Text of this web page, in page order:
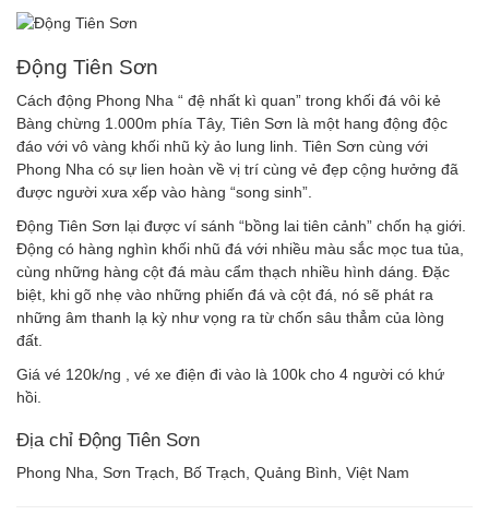
Động Tiên Sơn
Cách động Phong Nha “ đệ nhất kì quan” trong khối đá vôi kẻ
Bàng chừng 1.000m phía Tây, Tiên Sơn là một hang động độc
đáo với vô vàng khối nhũ kỳ ảo lung linh. Tiên Sơn cùng với
Phong Nha có sự lien hoàn về vị trí cùng vẻ đẹp cộng hưởng đã
được người xưa xếp vào hàng “song sinh”.
Động Tiên Sơn lại được ví sánh “bồng lai tiên cảnh” chốn hạ giới.
Động có hàng nghìn khối nhũ đá với nhiều màu sắc mọc tua tủa,
cùng những hàng cột đá màu cẩm thạch nhiều hình dáng. Đặc
biệt, khi gõ nhẹ vào những phiến đá và cột đá, nó sẽ phát ra
những âm thanh lạ kỳ như vọng ra từ chốn sâu thẳm của lòng
đất.
Giá vé 120k/ng , vé xe điện đi vào là 100k cho 4 người có khứ
hồi.
Địa chỉ Động Tiên Sơn
Phong Nha, Sơn Trạch, Bố Trạch, Quảng Bình, Việt Nam